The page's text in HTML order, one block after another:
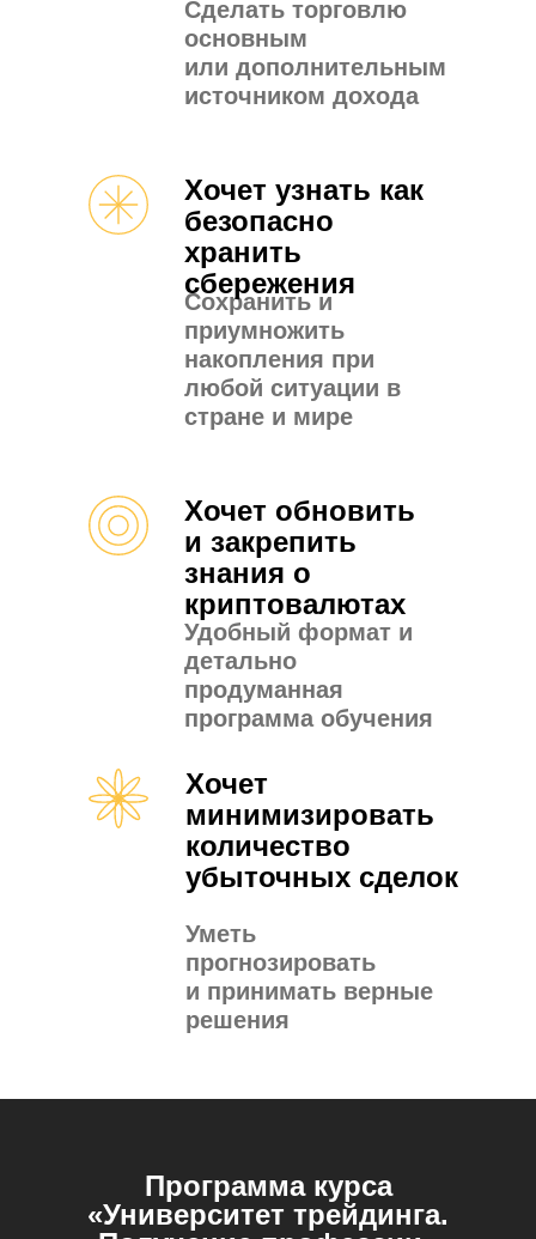
Сделать торговлю
основным
или дополнительным
источником дохода
Удобный формат и
детально
продуманная
программа обучения
Сохранить и
приумножить
накопления при
любой ситуации в
стране и мире
Уметь
прогнозировать
и принимать верные
решения
Хочет узнать как
безопасно
хранить
сбережения
Хочет обновить
и закрепить
знания о
криптовалютах
Хочет
минимизировать
количество
убыточных сделок
Программа курса
«Университет трейдинга.